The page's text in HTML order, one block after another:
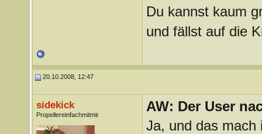
Du kannst kaum
und fällst auf die
20.10.2008, 12:47
sidekick
Propellereinfachmitmir
AW: Der User
Ja, und das mach